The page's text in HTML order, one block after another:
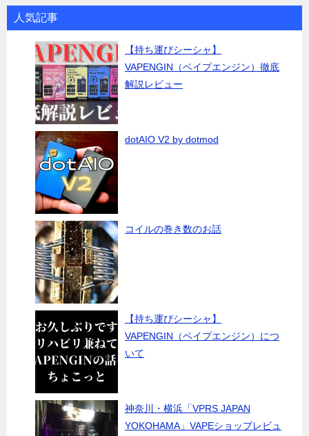
人気記事
【持ち運びシーシャ】
VAPENGIN（ベイプエンジン）徹底
解説レビュー
dotAIO V2 by dotmod
コイルの巻き数のお話
【持ち運びシーシャ】
VAPENGIN（ベイプエンジン）につ
いて
神奈川・横浜「VPRS JAPAN
YOKOHAMA」VAPEショップレビュ